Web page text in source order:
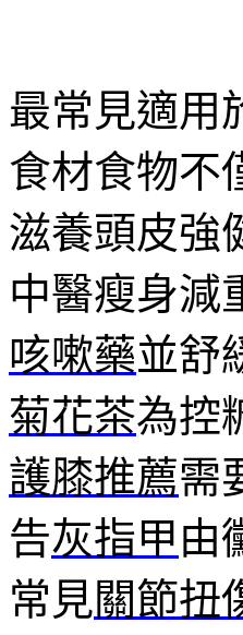
最常見適用
食材食物不
滋養頭皮強
中醫瘦身減
咳嗽藥並舒
菊花茶為控
護膝推薦需
告灰指甲由
常見關節扭